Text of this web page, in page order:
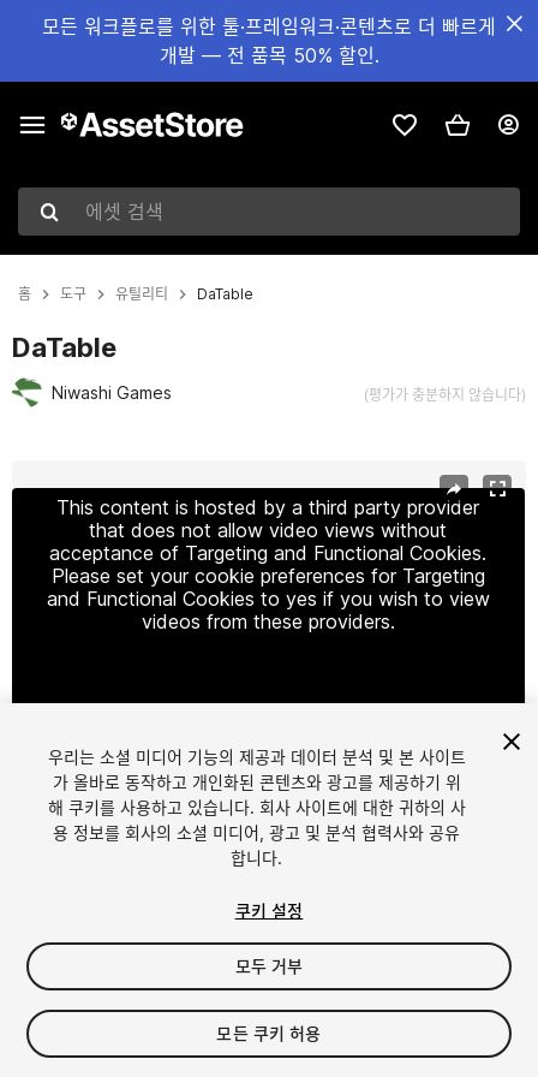
모든 워크플로를 위한 툴·프레임워크·콘텐츠로 더 빠르게
개발 — 전 품목 50% 할인.
에셋 검색
홈 도구 유틸리티 DaTable
DaTable
Niwashi Games (평가가 충분하지 않습니다)
This content is hosted by a third party provider
that does not allow video views without
acceptance of Targeting and Functional Cookies.
Please set your cookie preferences for Targeting
and Functional Cookies to yes if you wish to view
videos from these providers.
1/5
$20
Seat
우리는 소셜 미디어 기능의 제공과 데이터 분석 및 본 사이트
가 올바로 동작하고 개인화된 콘텐츠와 광고를 제공하기 위
해 쿠키를 사용하고 있습니다. 회사 사이트에 대한 귀하의 사
용 정보를 회사의 소셜 미디어, 광고 및 분석 협력사와 공유
합니다.
쿠키 설정
모두 거부
모든 쿠키 허용